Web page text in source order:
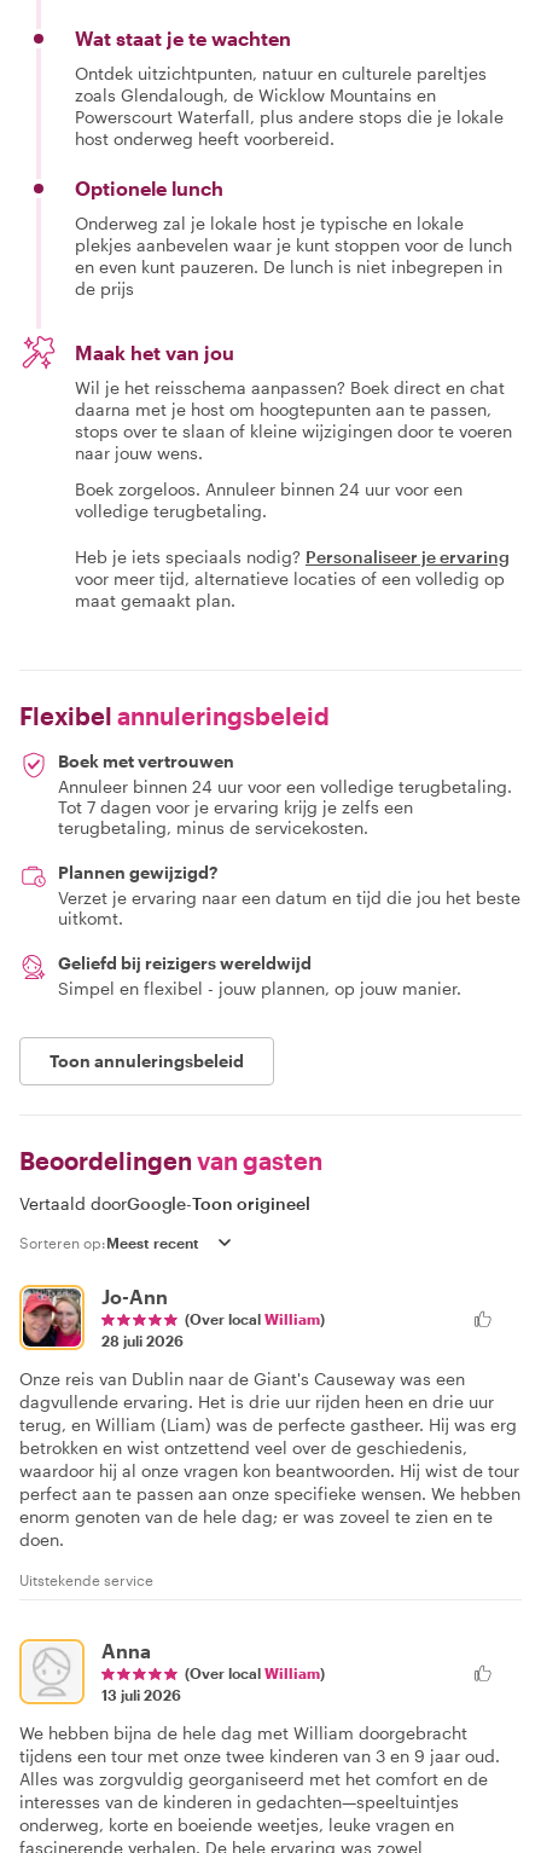
Wat staat je te wachten
Ontdek uitzichtpunten, natuur en culturele pareltjes
zoals Glendalough, de Wicklow Mountains en
Powerscourt Waterfall, plus andere stops die je lokale
host onderweg heeft voorbereid.
Optionele lunch
Onderweg zal je lokale host je typische en lokale
plekjes aanbevelen waar je kunt stoppen voor de lunch
en even kunt pauzeren. De lunch is niet inbegrepen in
de prijs
Maak het van jou
Wil je het reisschema aanpassen? Boek direct en chat
daarna met je host om hoogtepunten aan te passen,
stops over te slaan of kleine wijzigingen door te voeren
naar jouw wens.
Boek zorgeloos. Annuleer binnen 24 uur voor een
volledige terugbetaling.
Heb je iets speciaals nodig? Personaliseer je ervaring
voor meer tijd, alternatieve locaties of een volledig op
maat gemaakt plan.
Flexibel annuleringsbeleid
Boek met vertrouwen
Annuleer binnen 24 uur voor een volledige terugbetaling.
Tot 7 dagen voor je ervaring krijg je zelfs een
terugbetaling, minus de servicekosten.
Plannen gewijzigd?
Verzet je ervaring naar een datum en tijd die jou het beste
uitkomt.
Geliefd bij reizigers wereldwijd
Simpel en flexibel - jouw plannen, op jouw manier.
Toon annuleringsbeleid
Beoordelingen van gasten
Vertaald doorGoogle-Toon origineel
Sorteren op:
Jo-Ann
(Over local William)
28 juli 2026
Onze reis van Dublin naar de Giant's Causeway was een
dagvullende ervaring. Het is drie uur rijden heen en drie uur
terug, en William (Liam) was de perfecte gastheer. Hij was erg
betrokken en wist ontzettend veel over de geschiedenis,
waardoor hij al onze vragen kon beantwoorden. Hij wist de tour
perfect aan te passen aan onze specifieke wensen. We hebben
enorm genoten van de hele dag; er was zoveel te zien en te
doen.
Uitstekende service
Anna
(Over local William)
13 juli 2026
We hebben bijna de hele dag met William doorgebracht
tijdens een tour met onze twee kinderen van 3 en 9 jaar oud.
Alles was zorgvuldig georganiseerd met het comfort en de
interesses van de kinderen in gedachten—speeltuintjes
onderweg, korte en boeiende weetjes, leuke vragen en
fascinerende verhalen. De hele ervaring was zowel